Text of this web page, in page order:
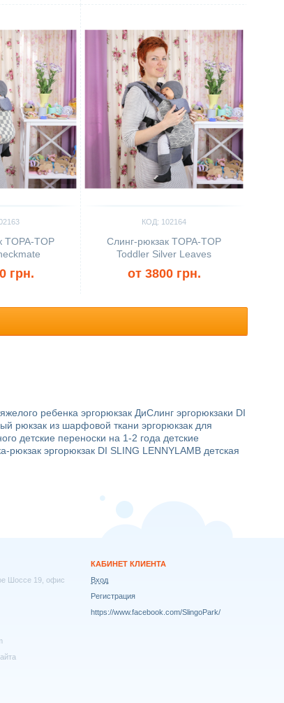
TOPA-TOP
грн.
КОД: 102164
Слинг-рюкзак TOPA-TOP
Toddler Silver Leaves
от 3800 грн.
ребенка эргорюкзак ДиСлинг эргорюкзаки DI
рюкзак из шарфовой ткани эргорюкзак для
детские переноски на 1-2 года детские
рюкзак эргорюкзак DI SLING LENNYLAMB детская
Шоссе 19, офис
КАБИНЕТ КЛИЕНТА
Вход
Регистрация
https://www.facebook.com/SlingoPark/